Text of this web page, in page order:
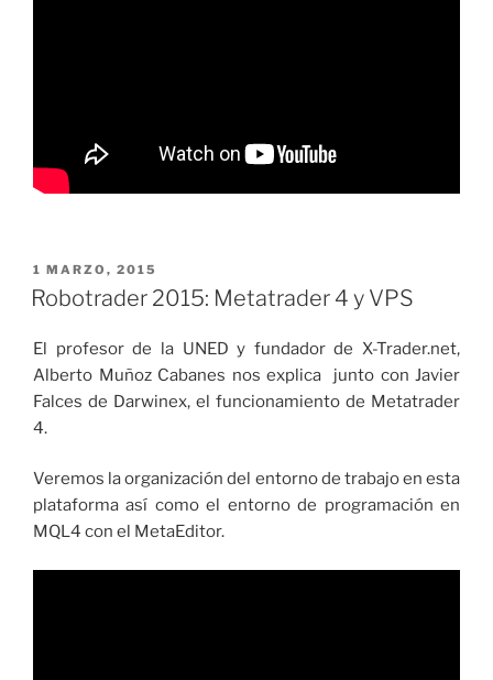
PUBLICADO
EL
1 MARZO, 2015
Robotrader 2015: Metatrader 4 y VPS
El profesor de la UNED y fundador de X-Trader.net,
Alberto Muñoz Cabanes nos explica junto con Javier
Falces de Darwinex, el funcionamiento de Metatrader
4.
Veremos la organización del entorno de trabajo en esta
plataforma así como el entorno de programación en
MQL4 con el MetaEditor.